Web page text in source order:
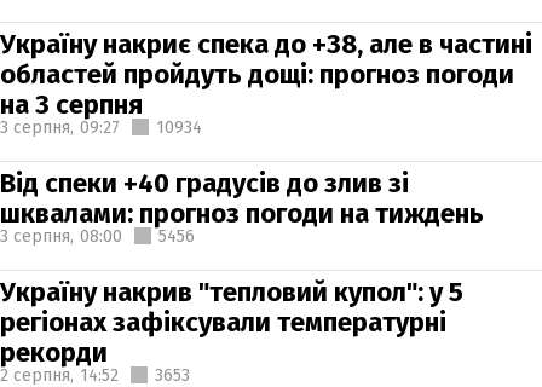
Україну накриє спека до +38, але в частині
областей пройдуть дощі: прогноз погоди
на 3 серпня
3 серпня, 09:27 10934
Від спеки +40 градусів до злив зі
шквалами: прогноз погоди на тиждень
3 серпня, 08:00 5456
Україну накрив "тепловий купол": у 5
регіонах зафіксували температурні
рекорди
2 серпня, 14:52 3653